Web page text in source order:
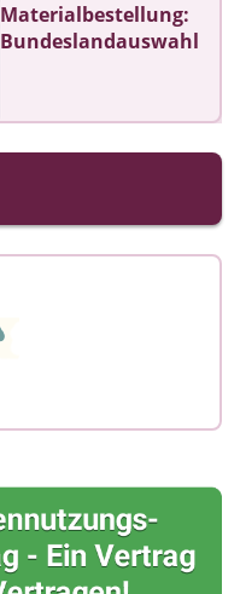
Materialbestellung:
Bundeslandauswahl